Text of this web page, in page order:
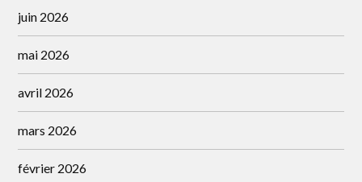
juin 2026
mai 2026
avril 2026
mars 2026
février 2026